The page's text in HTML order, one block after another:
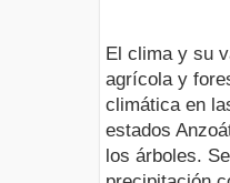
El clima y su
agrícola y
climática en
estados
los árboles.